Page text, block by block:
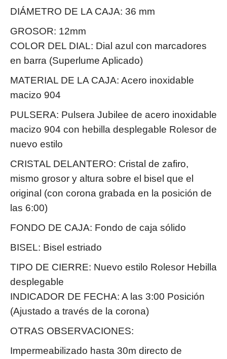
DIÁMETRO DE LA CAJA: 36 mm
GROSOR: 12mm
COLOR DEL DIAL: Dial azul con marcadores
en barra (Superlume Aplicado)
MATERIAL DE LA CAJA: Acero inoxidable
macizo 904
PULSERA: Pulsera Jubilee de acero inoxidable
macizo 904 con hebilla desplegable Rolesor de
nuevo estilo
CRISTAL DELANTERO: Cristal de zafiro,
mismo grosor y altura sobre el bisel que el
original (con corona grabada en la posición de
las 6:00)
FONDO DE CAJA: Fondo de caja sólido
BISEL: Bisel estriado
TIPO DE CIERRE: Nuevo estilo Rolesor Hebilla
desplegable
INDICADOR DE FECHA: A las 3:00 Posición
(Ajustado a través de la corona)
OTRAS OBSERVACIONES:
Impermeabilizado hasta 30m directo de